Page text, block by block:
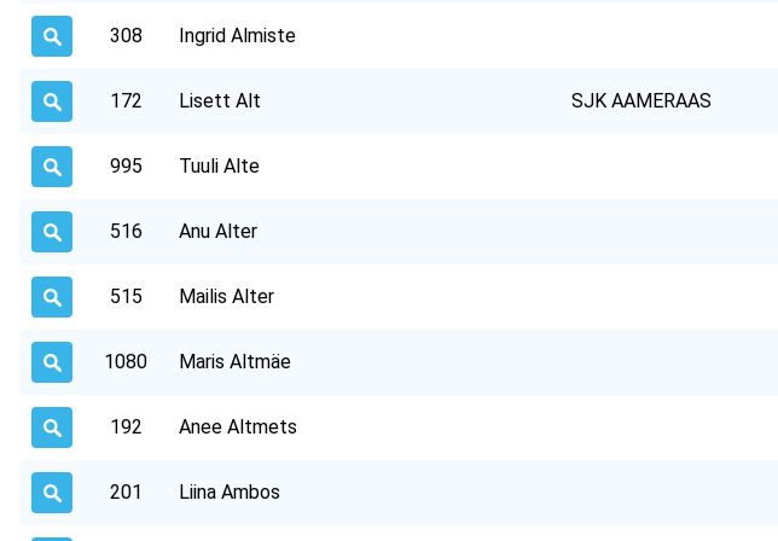
308 Ingrid Almiste
172 Lisett Alt SJK AAMERAAS
995 Tuuli Alte
516 Anu Alter
515 Mailis Alter
1080 Maris Altmäe
192 Anee Altmets
201 Liina Ambos